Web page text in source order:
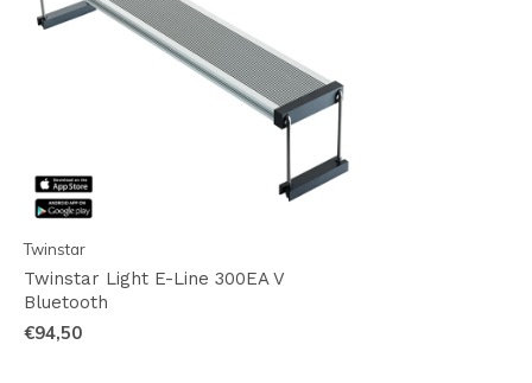
Twinstar
Twinstar Light E-Line 300EA V
Bluetooth
€94,50